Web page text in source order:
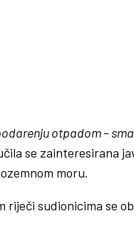
otpadom –
se zainteresirana
moru.
riječi sudionicima se